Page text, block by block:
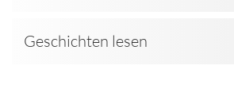
Geschichten lesen